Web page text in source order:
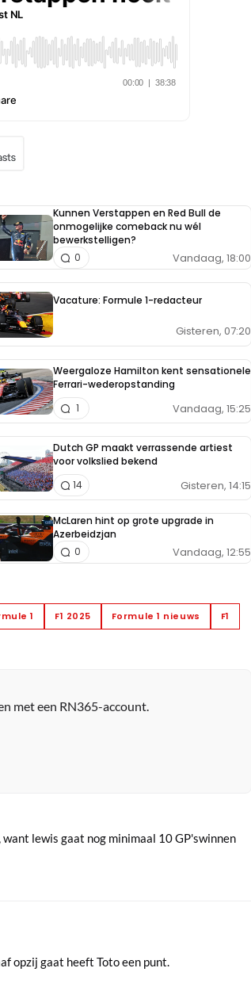
Kunnen Verstappen en Red Bull de
onmogelijke comeback nu wél
bewerkstelligen?
Vandaag, 18:00
0
Vacature: Formule 1-redacteur
Gisteren, 07:20
Weergaloze Hamilton kent sensationele
Ferrari-wederopstanding
Vandaag, 15:25
1
Dutch GP maakt verrassende artiest
voor volkslied bekend
Gisteren, 14:15
14
McLaren hint op grote upgrade in
Azerbeidzjan
Vandaag, 12:55
0
1 F1 2025 Formule 1 nieuws F1
met een RN365-account.
lewis gaat nog minimaal 10 GP'swinnen
opzij gaat heeft Toto een punt.